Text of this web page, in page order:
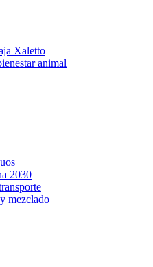
Xaletto
animal
2030
mezclado